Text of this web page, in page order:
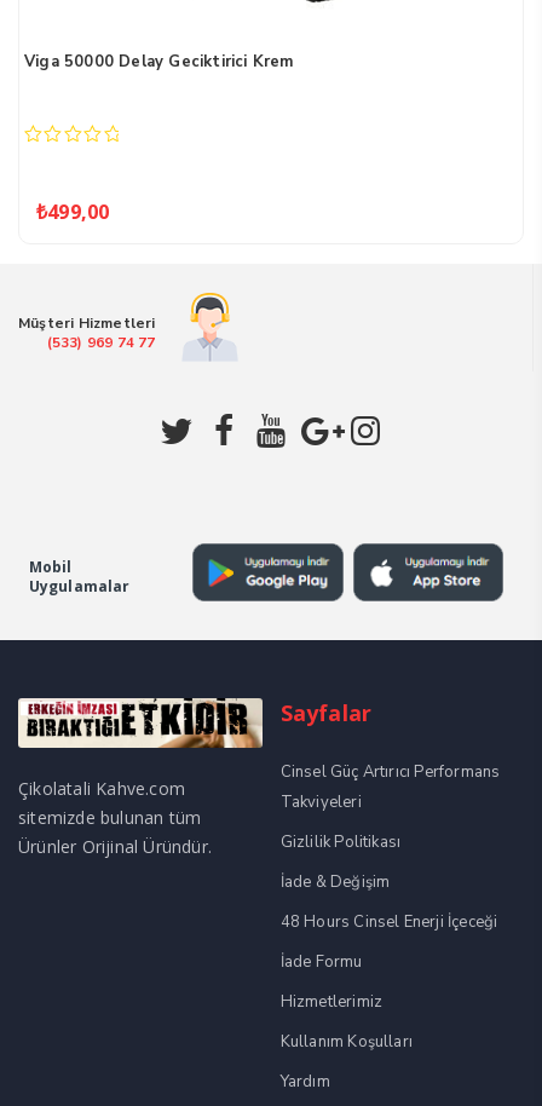
Viga 50000 Delay Geciktirici Krem
₺499,00
Müşteri Hizmetleri
(533) 969 74 77
Mobil
Uygulamalar
Çikolatali Kahve.com
sitemizde bulunan tüm
Ürünler Orijinal Üründür.
Sayfalar
Cinsel Güç Artırıcı Performans
Takviyeleri
Gizlilik Politikası
İade & Değişim
48 Hours Cinsel Enerji İçeceği
İade Formu
Hizmetlerimiz
Kullanım Koşulları
Yardım